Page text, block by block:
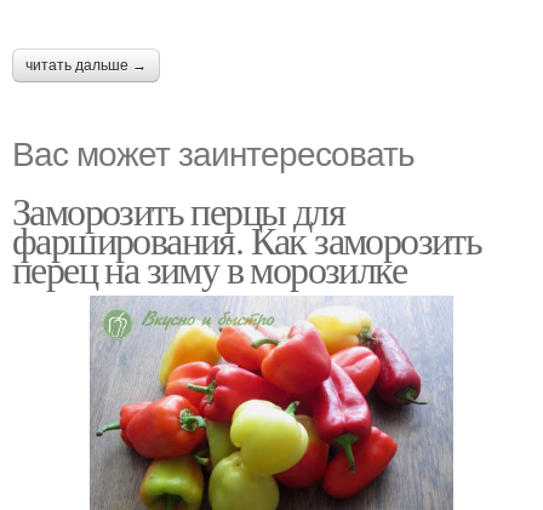
читать дальше →
Вас может заинтересовать
Заморозить перцы для
фарширования. Как заморозить
перец на зиму в морозилке